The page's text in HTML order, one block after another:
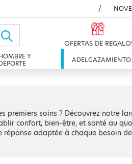
OFERTAS DE
Y
ADELGAZAMIENTO
premiers soins ? Découvrez notre
confort, bien-être, et santé au
adaptée à chaque besoin